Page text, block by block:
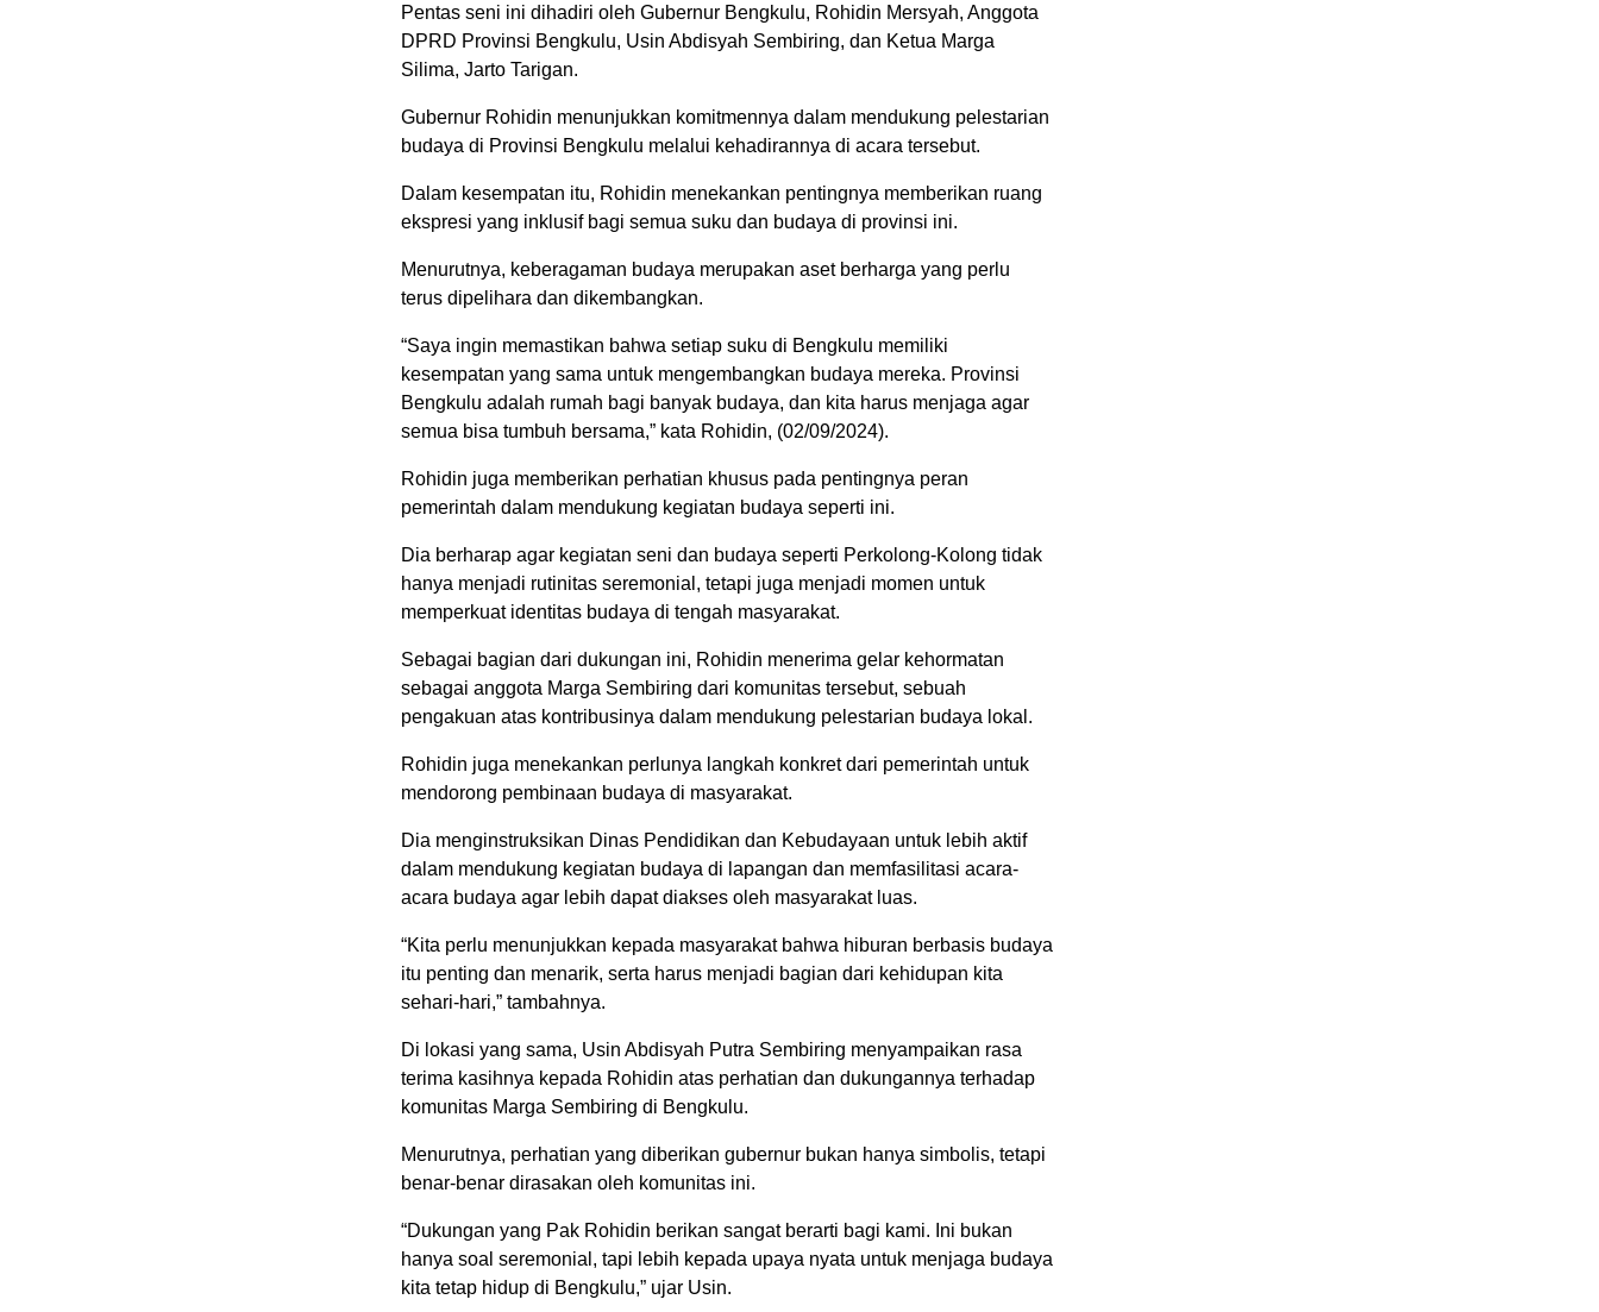
Pentas seni ini dihadiri oleh Gubernur Bengkulu, Rohidin Mersyah, Anggota
DPRD Provinsi Bengkulu, Usin Abdisyah Sembiring, dan Ketua Marga
Silima, Jarto Tarigan.
Gubernur Rohidin menunjukkan komitmennya dalam mendukung pelestarian
budaya di Provinsi Bengkulu melalui kehadirannya di acara tersebut.
Dalam kesempatan itu, Rohidin menekankan pentingnya memberikan ruang
ekspresi yang inklusif bagi semua suku dan budaya di provinsi ini.
Menurutnya, keberagaman budaya merupakan aset berharga yang perlu
terus dipelihara dan dikembangkan.
“Saya ingin memastikan bahwa setiap suku di Bengkulu memiliki
kesempatan yang sama untuk mengembangkan budaya mereka. Provinsi
Bengkulu adalah rumah bagi banyak budaya, dan kita harus menjaga agar
semua bisa tumbuh bersama,” kata Rohidin, (02/09/2024).
Rohidin juga memberikan perhatian khusus pada pentingnya peran
pemerintah dalam mendukung kegiatan budaya seperti ini.
Dia berharap agar kegiatan seni dan budaya seperti Perkolong-Kolong tidak
hanya menjadi rutinitas seremonial, tetapi juga menjadi momen untuk
memperkuat identitas budaya di tengah masyarakat.
Sebagai bagian dari dukungan ini, Rohidin menerima gelar kehormatan
sebagai anggota Marga Sembiring dari komunitas tersebut, sebuah
pengakuan atas kontribusinya dalam mendukung pelestarian budaya lokal.
Rohidin juga menekankan perlunya langkah konkret dari pemerintah untuk
mendorong pembinaan budaya di masyarakat.
Dia menginstruksikan Dinas Pendidikan dan Kebudayaan untuk lebih aktif
dalam mendukung kegiatan budaya di lapangan dan memfasilitasi acara-
acara budaya agar lebih dapat diakses oleh masyarakat luas.
“Kita perlu menunjukkan kepada masyarakat bahwa hiburan berbasis budaya
itu penting dan menarik, serta harus menjadi bagian dari kehidupan kita
sehari-hari,” tambahnya.
Di lokasi yang sama, Usin Abdisyah Putra Sembiring menyampaikan rasa
terima kasihnya kepada Rohidin atas perhatian dan dukungannya terhadap
komunitas Marga Sembiring di Bengkulu.
Menurutnya, perhatian yang diberikan gubernur bukan hanya simbolis, tetapi
benar-benar dirasakan oleh komunitas ini.
“Dukungan yang Pak Rohidin berikan sangat berarti bagi kami. Ini bukan
hanya soal seremonial, tapi lebih kepada upaya nyata untuk menjaga budaya
kita tetap hidup di Bengkulu,” ujar Usin.